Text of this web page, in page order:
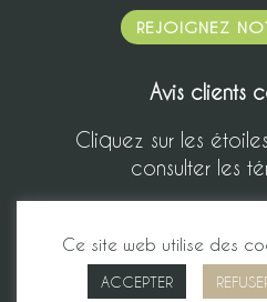
REJOIGNEZ
Avis clients
Cliquez sur les
consulter les
Ce site web utilise des
ACCEPTER